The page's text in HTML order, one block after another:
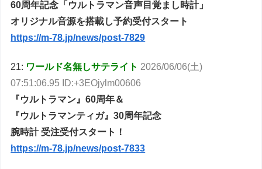
60周年記念「ウルトラマン音声目覚まし時計」
オリジナル音源を搭載し予約受付スタート
https://m-78.jp/news/post-7829
21: ワールド名無しサテライト 2026/06/06(土)
07:51:06.95 ID:+3EOjylm00606
『ウルトラマン』60周年＆
『ウルトラマンティガ』30周年記念
腕時計 受注受付スタート！
https://m-78.jp/news/post-7833